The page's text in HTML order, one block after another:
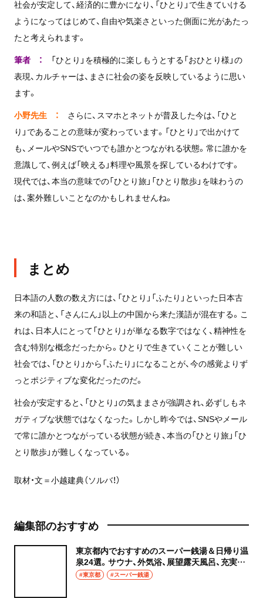
社会が安定して、経済的に豊かになり、「ひとり」で生きていける
ようになってはじめて、自由や気楽さといった側面に光があたっ
たと考えられます。
筆者 ： 「ひとり」を積極的に楽しもうとする「おひとり様」の
表現、カルチャーは、まさに社会の姿を反映しているように思い
ます。
小野先生 ： さらに、スマホとネットが普及した今は、「ひと
り」であることの意味が変わっています。「ひとり」で出かけて
も、メールやSNSでいつでも誰かとつながれる状態。常に誰かを
意識して、例えば「映える」料理や風景を探しているわけです。
現代では、本当の意味での「ひとり旅」「ひとり散歩」を味わうの
は、案外難しいことなのかもしれませんね。
まとめ
日本語の人数の数え方には、「ひとり」「ふたり」といった日本古
来の和語と、「さんにん」以上の中国から来た漢語が混在する。こ
れは、日本人にとって「ひとり」が単なる数字ではなく、精神性を
含む特別な概念だったから。ひとりで生きていくことが難しい
社会では、「ひとり」から「ふたり」になることが、今の感覚よりず
っとポジティブな変化だったのだ。
社会が安定すると、「ひとり」の気ままさが強調され、必ずしもネ
ガティブな状態ではなくなった。しかし昨今では、SNSやメール
で常に誰かとつながっている状態が続き、本当の「ひとり旅」「ひ
とり散歩」が難しくなっている。
取材・文＝小越建典（ソルバ！）
編集部のおすすめ
東京都内でおすすめのスーパー銭湯＆日帰り温
泉24選。サウナ、外気浴、展望露天風呂、充実の
癒やし空間へ
#東京都 #スーパー銭湯